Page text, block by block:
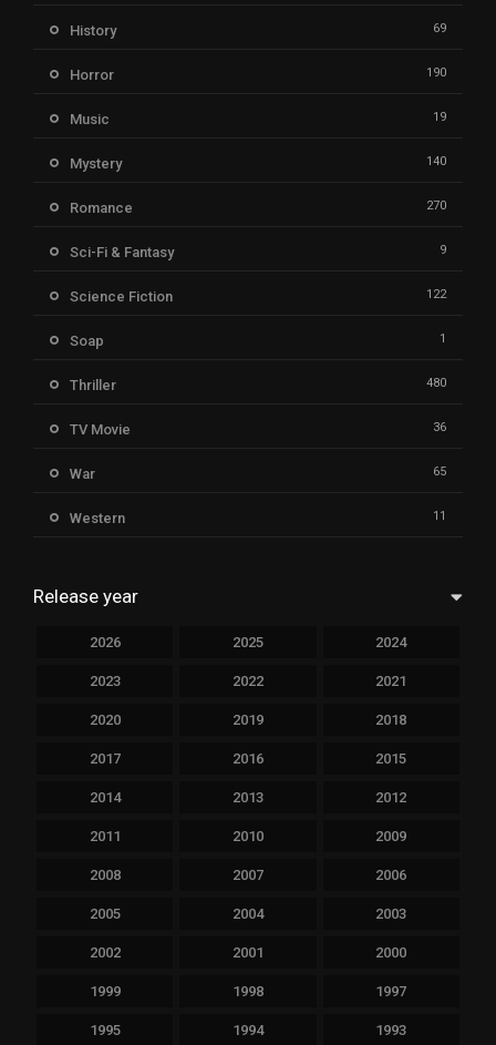
History 69
Horror 190
Music 19
Mystery 140
Romance 270
Sci-Fi & Fantasy 9
Science Fiction 122
Soap 1
Thriller 480
TV Movie 36
War 65
Western 11
Release year
2026 2025 2024
2023 2022 2021
2020 2019 2018
2017 2016 2015
2014 2013 2012
2011 2010 2009
2008 2007 2006
2005 2004 2003
2002 2001 2000
1999 1998 1997
1995 1994 1993